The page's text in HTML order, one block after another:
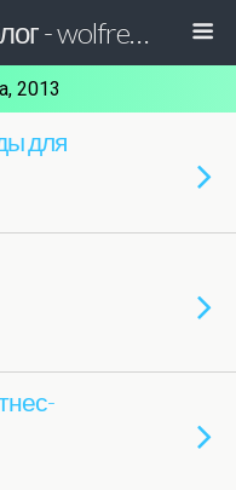
Северный спорт блог - wolfreactor
2013
для